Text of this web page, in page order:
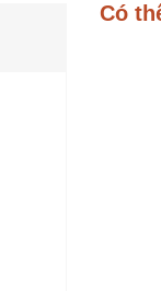
Có